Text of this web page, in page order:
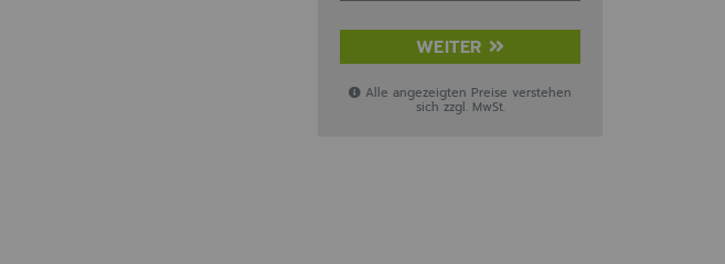
WEITER
Alle angezeigten Preise verstehen
sich zzgl. MwSt.